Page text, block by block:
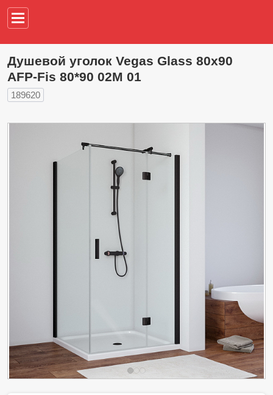
Душевой уголок Vegas Glass 80х90
AFP-Fis 80*90 02М 01
189620